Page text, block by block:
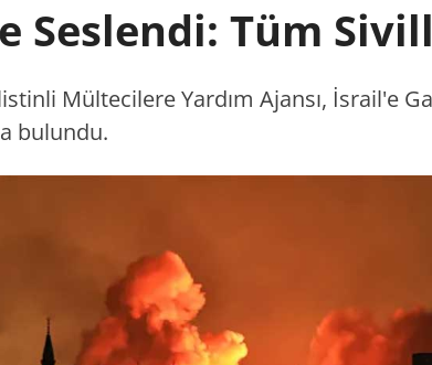
Seslendi: Tüm
Mültecilere Yardım Ajansı, İsrail'e
bulundu.